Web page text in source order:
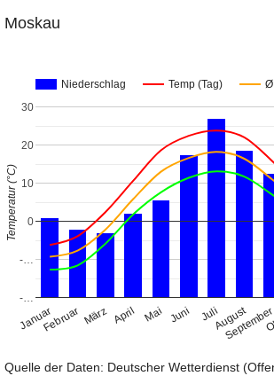
Moskau
Niederschlag Temp (Tag) Ø
JanuarFebruar März April Mai Juni JuliAugust
-…
-…
0
10
20
30
Temperatur (°C)
Quelle der Daten: Deutscher Wetterdienst